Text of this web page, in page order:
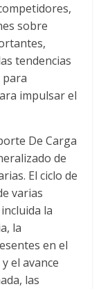
sobre
tendencias
para
impulsar el
De Carga
de
El ciclo de
varias
la
la
en el
el avance
las